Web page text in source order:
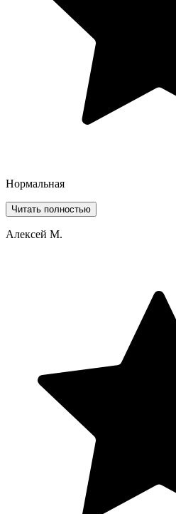
Нормальная
Читать полностью
Алексей М.